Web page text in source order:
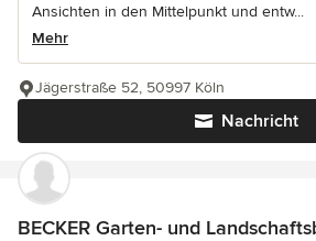
Ansichten in den Mittelpunkt und entw...
Mehr
Nachricht
Jägerstraße 52, 50997 Köln
BECKER Garten- und